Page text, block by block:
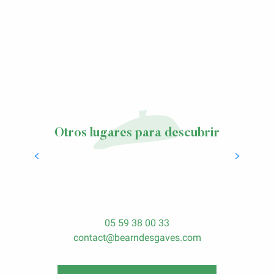
Otros lugares para descubrir
05 59 38 00 33
contact@bearndesgaves.com